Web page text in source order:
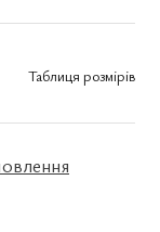
Таблиця розмірів